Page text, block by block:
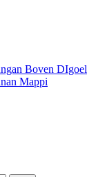
Boven DIgoel
Mappi